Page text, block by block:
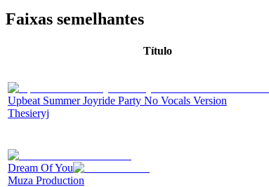
Faixas semelhantes
Título
Upbeat Summer Joyride Party No Vocals Version
Thesieryj
Dream Of You
Muza Production